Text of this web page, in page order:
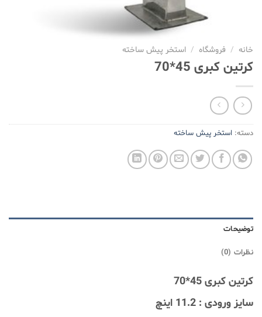
خانه / فروشگاه / استخر پیش ساخته
کرتین کبری 45*70
دسته: استخر پیش ساخته
توضیحات
نظرات (0)
کرتین کبری 45*70
سایز ورودی : 11.2 اینچ